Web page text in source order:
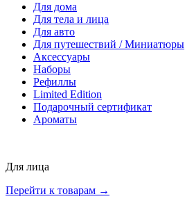
Для дома
Для тела и лица
Для авто
Для путешествий / Миниатюры
Аксессуары
Наборы
Рефиллы
Limited Edition
Подарочный сертификат
Ароматы
Для лица
Перейти к товарам →